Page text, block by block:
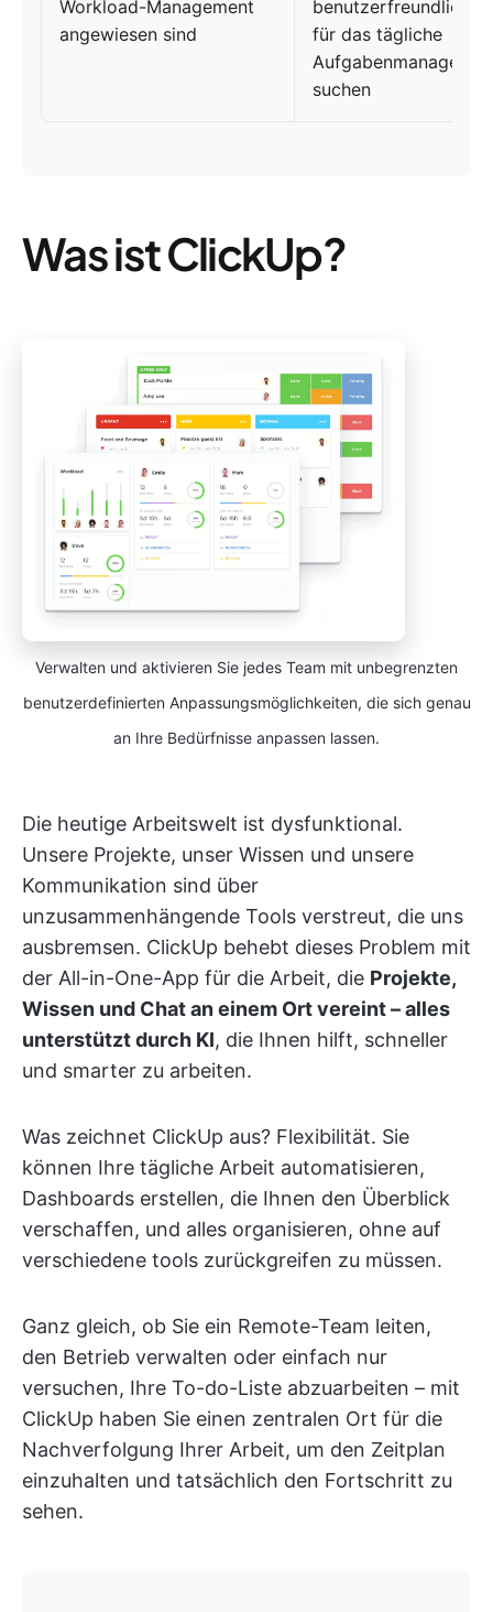
Workload-Management
angewiesen sind
für das tägliche
suchen
Was ist ClickUp?
Verwalten und aktivieren Sie jedes Team mit unbegrenzten
benutzerdefinierten Anpassungsmöglichkeiten, die sich genau
an Ihre Bedürfnisse anpassen lassen.
Die heutige Arbeitswelt ist dysfunktional.
Unsere Projekte, unser Wissen und unsere
Kommunikation sind über
unzusammenhängende Tools verstreut, die uns
ausbremsen. ClickUp behebt dieses Problem mit
der All-in-One-App für die Arbeit, die Projekte,
Wissen und Chat an einem Ort vereint – alles
unterstützt durch KI, die Ihnen hilft, schneller
und smarter zu arbeiten.
Was zeichnet ClickUp aus? Flexibilität. Sie
können Ihre tägliche Arbeit automatisieren,
Dashboards erstellen, die Ihnen den Überblick
verschaffen, und alles organisieren, ohne auf
verschiedene tools zurückgreifen zu müssen.
Ganz gleich, ob Sie ein Remote-Team leiten,
den Betrieb verwalten oder einfach nur
versuchen, Ihre To-do-Liste abzuarbeiten – mit
ClickUp haben Sie einen zentralen Ort für die
Nachverfolgung Ihrer Arbeit, um den Zeitplan
einzuhalten und tatsächlich den Fortschritt zu
sehen.